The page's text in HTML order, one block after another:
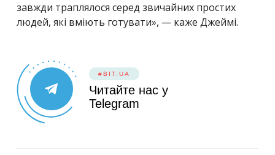
завжди траплялося серед звичайних простих
людей, які вміють готувати», — каже Джеймі.
#BIT.UA
Читайте нас у
Telegram